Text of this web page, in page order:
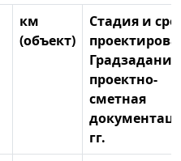
км
(объект)
Стадия и
проектно-
сметная
гг.